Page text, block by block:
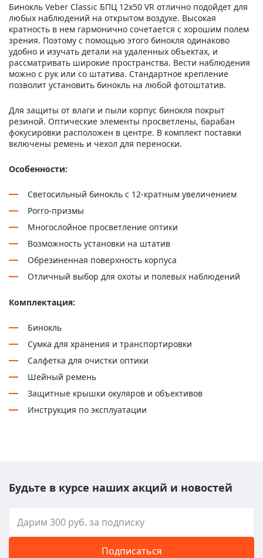
Бинокль Veber Classic БПЦ 12x50 VR отлично подойдет для
любых наблюдений на открытом воздухе. Высокая
кратность в нем гармонично сочетается с хорошим полем
зрения. Поэтому с помощью этого бинокля одинаково
удобно и изучать детали на удаленных объектах, и
рассматривать широкие пространства. Вести наблюдения
можно с рук или со штатива. Стандартное крепление
позволит установить бинокль на любой фотоштатив.
Для защиты от влаги и пыли корпус бинокля покрыт
резиной. Оптические элементы просветлены, барабан
фокусировки расположен в центре. В комплект поставки
включены ремень и чехол для переноски.
Особенности:
Светосильный бинокль с 12-кратным увеличением
Porro-призмы
Многослойное просветление оптики
Возможность установки на штатив
Обрезиненная поверхность корпуса
Отличный выбор для охоты и полевых наблюдений
Комплектация:
Бинокль
Сумка для хранения и транспортировки
Салфетка для очистки оптики
Шейный ремень
Защитные крышки окуляров и объективов
Инструкция по эксплуатации
Будьте в курсе наших акций и новостей
Подписаться